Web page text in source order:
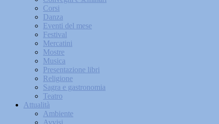
Corsi
Danza
Eventi del mese
Festival
Mercatini
Mostre
Musica
Presentazione libri
Religione
Sagra e gastronomia
Teatro
Attualità
Ambiente
Avvisi